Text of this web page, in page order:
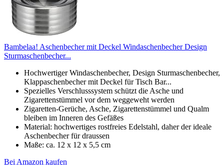
Bambelaa! Aschenbecher mit Deckel Windaschenbecher Design
Sturmaschenbecher...
Hochwertiger Windaschenbecher, Design Sturmaschenbecher,
Klappaschenbecher mit Deckel für Tisch Bar...
Spezielles Verschlusssystem schützt die Asche und
Zigarettenstümmel vor dem weggeweht werden
Zigaretten-Gerüche, Asche, Zigarettenstümmel und Qualm
bleiben im Inneren des Gefäßes
Material: hochwertiges rostfreies Edelstahl, daher der ideale
Aschenbecher für draussen
Maße: ca. 12 x 12 x 5,5 cm
Bei Amazon kaufen